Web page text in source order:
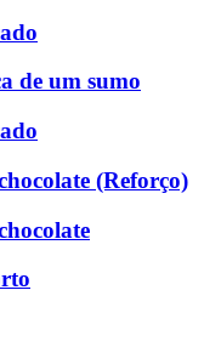
de um sumo
(Reforço)